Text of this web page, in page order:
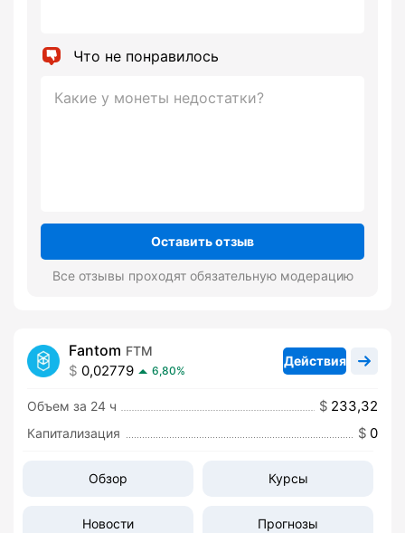
Что не понравилось
Оставить отзыв
Все отзывы проходят обязательную модерацию
Fantom FTM
0,02779 6,80%
Объем за 24 ч 233,32
Капитализация 0
Действия
Обзор Курсы
Новости Прогнозы